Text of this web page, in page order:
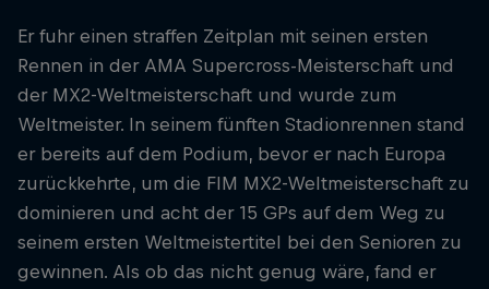
Er fuhr einen straffen Zeitplan mit seinen ersten
Rennen in der AMA Supercross-Meisterschaft und
der MX2-Weltmeisterschaft und wurde zum
Weltmeister. In seinem fünften Stadionrennen stand
er bereits auf dem Podium, bevor er nach Europa
zurückkehrte, um die FIM MX2-Weltmeisterschaft zu
dominieren und acht der 15 GPs auf dem Weg zu
seinem ersten Weltmeistertitel bei den Senioren zu
gewinnen. Als ob das nicht genug wäre, fand er